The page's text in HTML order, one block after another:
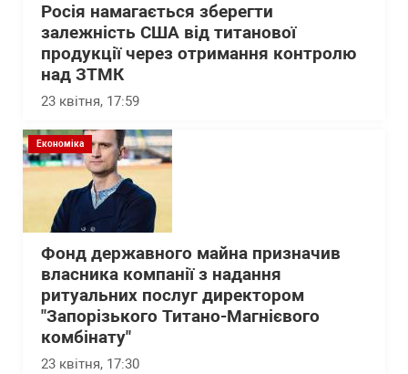
Росія намагається зберегти
залежність США від титанової
продукції через отримання контролю
над ЗТМК
23 квітня, 17:59
Економіка
Фонд державного майна призначив
власника компанії з надання
ритуальних послуг директором
"Запорізького Титано-Магнієвого
комбінату"
23 квітня, 17:30